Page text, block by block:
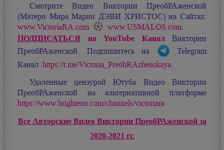
Смотрите Видео Виктории ПреобРАженской
(Матери МираМарии ДЭВИ ХРИСТОС) на Сайтах:
www.VictoriaRA.com
www.USMALOS.com.
ПОДПИСАТЬСЯ на YouTube КаналВиктории
ПреобРАженской. Подпишитесь на
Telegram
Канал https://t.me/Victoria_PreobRAzhenskaya.
Удалённые цензурой Ютуба Видео Виктории
ПреобРАженской на альтернативной платформе
https://www.brighteon.com/channels/victoriara
Все Авторские Видео Виктории ПреобРАженской за
2020-2021 гг.